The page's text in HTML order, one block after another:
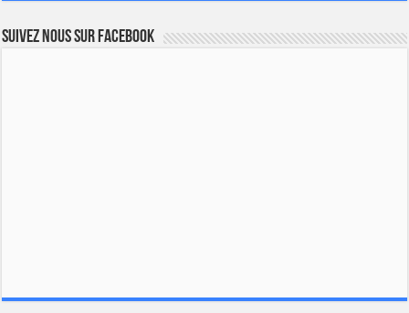
Suivez nous sur Facebook